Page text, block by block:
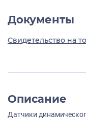
Документы
Свидетельство на
Описание
Датчики